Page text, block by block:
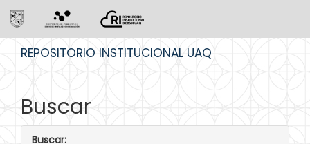
REPOSITORIO INSTITUCIONAL UAQ
Buscar
Buscar: